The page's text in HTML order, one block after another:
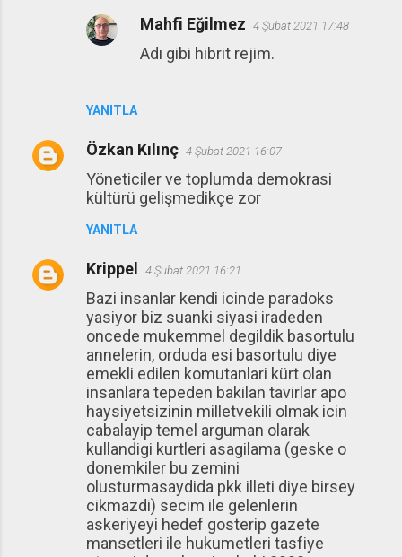
YANITLA
Mahfi Eğilmez 4 Şubat 2021 17:48
Adı gibi hibrit rejim.
Özkan Kılınç 4 Şubat 2021 16:07
Yöneticiler ve toplumda demokrasi
kültürü gelişmedikçe zor
YANITLA
Krippel 4 Şubat 2021 16:21
Bazi insanlar kendi icinde paradoks
yasiyor biz suanki siyasi iradeden
oncede mukemmel degildik basortulu
annelerin, orduda esi basortulu diye
emekli edilen komutanlari kürt olan
insanlara tepeden bakilan tavirlar apo
haysiyetsizinin milletvekili olmak icin
cabalayip temel arguman olarak
kullandigi kurtleri asagilama (geske o
donemkiler bu zemini
olusturmasaydida pkk illeti diye birsey
cikmazdi) secim ile gelenlerin
askeriyeyi hedef gosterip gazete
mansetleri ile hukumetleri tasfiye